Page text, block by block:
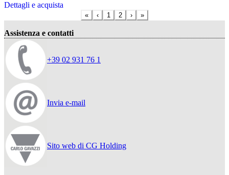
Dettagli e acquista
« ‹ 1 2 › »
Assistenza e contatti
+39 02 931 76 1
Invia e-mail
Sito web di CG Holding